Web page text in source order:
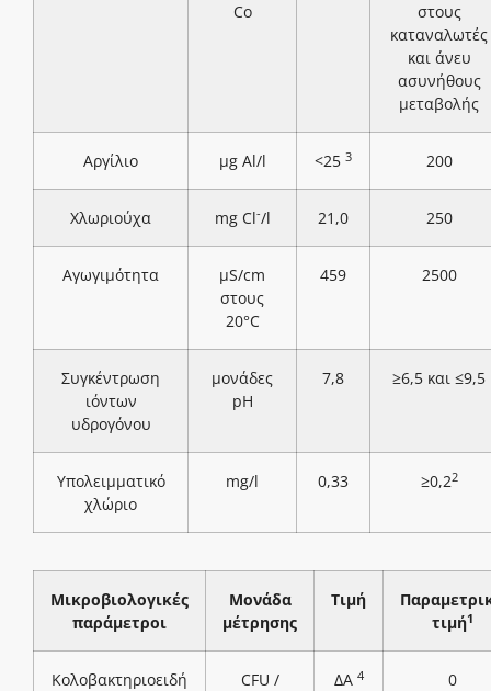
Co
στους
καταναλωτές
και άνευ
ασυνήθους
μεταβολής
Αργίλιο μg Al/l <25 3 200
Χλωριούχα mg Cl-/l 21,0 250
Αγωγιμότητα
μS/cm
στους
20°C
459 2500
Συγκέντρωση
ιόντων
υδρογόνου
μονάδες
pH
7,8 ≥6,5 και ≤9,5
Υπολειμματικό
χλώριο
mg/l 0,33 ≥0,22
Μικροβιολογικές
παράμετροι
Μονάδα
μέτρησης
Τιμή
τιμή1
Κολοβακτηριοειδή
CFU /
ΔΑ 4 0